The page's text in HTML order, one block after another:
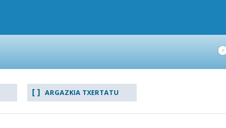
ARGAZKIA TXERTATU